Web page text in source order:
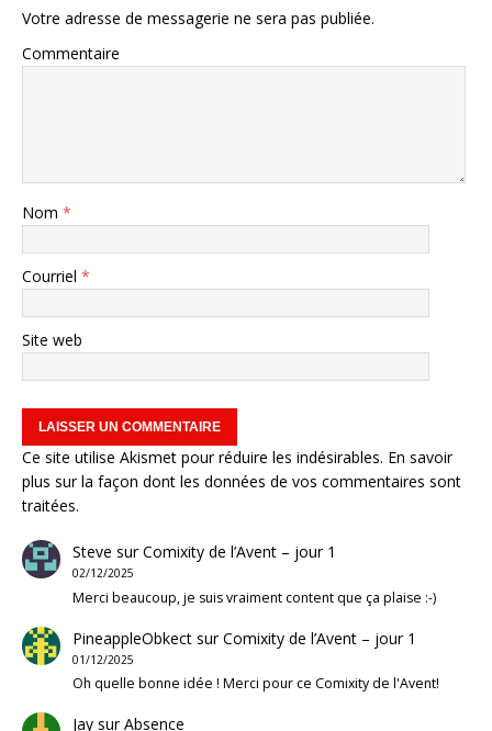
Votre adresse de messagerie ne sera pas publiée.
Commentaire
Nom *
Courriel *
Site web
Ce site utilise Akismet pour réduire les indésirables. En savoir
plus sur la façon dont les données de vos commentaires sont
traitées.
Steve surComixity de l’Avent – jour 1
02/12/2025
Merci beaucoup, je suis vraiment content que ça plaise :-)
PineappleObkectsurComixity de l’Avent – jour 1
01/12/2025
Oh quelle bonne idée ! Merci pour ce Comixity de l'Avent!
JaysurAbsence